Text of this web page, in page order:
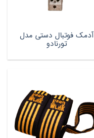
آدمک فوتبال دستی مدل
تورنادو